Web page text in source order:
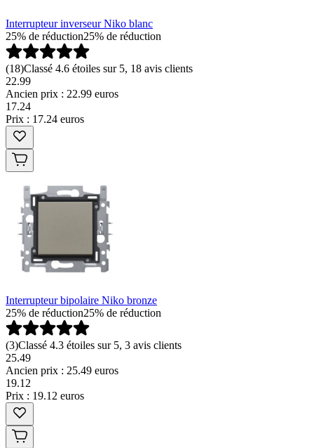
Interrupteur inverseur Niko blanc
25% de réduction25% de réduction
(18)Classé 4.6 étoiles sur 5, 18 avis clients
22.99
Ancien prix : 22.99 euros
17.24
Prix : 17.24 euros
Interrupteur bipolaire Niko bronze
25% de réduction25% de réduction
(3)Classé 4.3 étoiles sur 5, 3 avis clients
25.49
Ancien prix : 25.49 euros
19.12
Prix : 19.12 euros